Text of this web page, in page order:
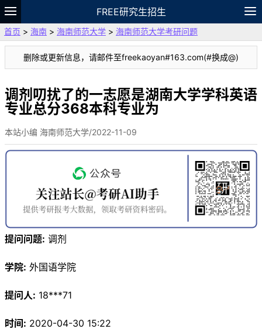
FREE研究生招生
题库
故事 专题 APP 笔记
论坛
VIP
资料
首页 > 海南 > 海南师范大学 > 海南师范大学考研问题
删除或更新信息，请邮件至freekaoyan#163.com(#换成@)
调剂叨扰了的一志愿是湖南大学学科英语
专业总分368本科专业为
本站小编 海南师范大学/2022-11-09
提问问题: 调剂
学院: 外国语学院
提问人: 18***71
时间: 2020-04-30 15:22